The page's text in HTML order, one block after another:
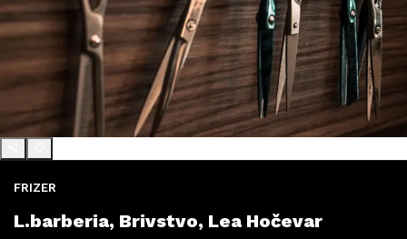
FRIZER
L.barberia, Brivstvo, Lea Hočevar